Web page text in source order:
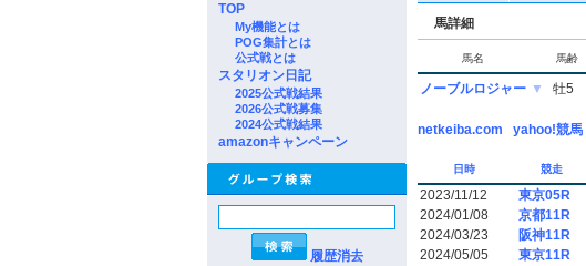
TOP
My機能とは
POG集計とは
公式戦とは
スタリオン日記
2025公式戦結果
2026公式戦募集
2024公式戦結果
amazonキャンペーン
履歴消去
馬詳細
馬名 馬齢
ノーブルロジャー ▼ 牡5
netkeiba.com yahoo!競馬
日時 競走
2023/11/12 東京05R
2024/01/08
京都11R
2024/03/23
阪神11R
2024/05/05
東京11R